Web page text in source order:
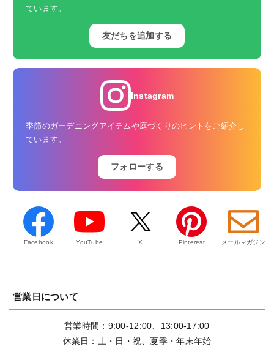
ています。
友だちを追加する
Instagram
季節のガーデニングアイテムや庭づくりのヒントをご紹介し
ています。
フォローする
Facebook YouTube X Pinterest メールマガジン
営業日について
営業時間：9:00-12:00、13:00-17:00
休業日：土・日・祝、夏季・年末年始